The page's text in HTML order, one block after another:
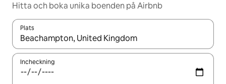
Hitta och boka unika boenden på Airbnb
Plats
När resultaten är tillgängliga kan du navigera med upp- och
Incheckning